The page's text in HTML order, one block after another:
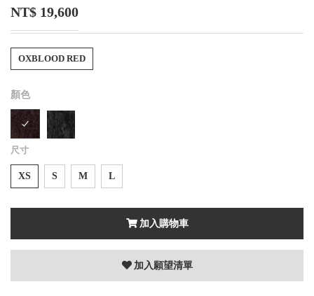
NT$ 19,600
OXBLOOD RED
顏色
尺寸
XS S M L
加入購物車
加入願望清單